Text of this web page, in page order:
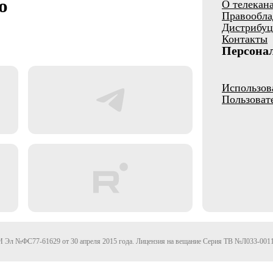
О
Контакты
№ФС77-61629 от 30 апреля 2015 года. Лицензия на вещание Серия ТВ №Л033-